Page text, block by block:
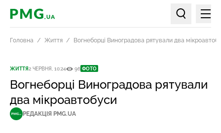
PMG.ua
Пошук по
Головна Життя Вогнеборці Виноградова рятували два
ЖИТТЯ2 ЧЕРВНЯ, 10:24 96 ФОТО
Вогнеборці Виноградова рятували
два мікроавтобуси
РЕДАКЦІЯ PMG.UA